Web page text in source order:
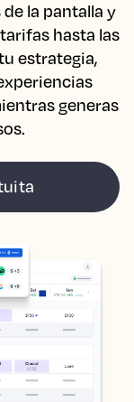
la pantalla y
hasta las
estrategia,
generas